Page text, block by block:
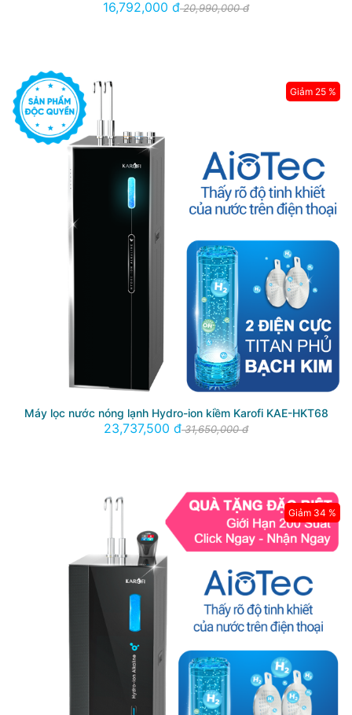
16,792,000 đ20,990,000 đ
Máy lọc nước nóng lạnh Hydro-ion kiềm Karofi KAE-HKT68
23,737,500 đ31,650,000 đ
Giảm 25 %
Giảm 34 %